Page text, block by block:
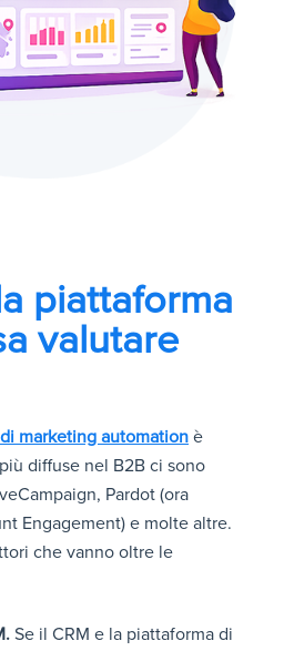
piattaforma
valutare
marketing automation è
diffuse nel B2B ci sono
Pardot (ora
Engagement) e molte altre.
che vanno oltre le
Se il CRM e la piattaforma di